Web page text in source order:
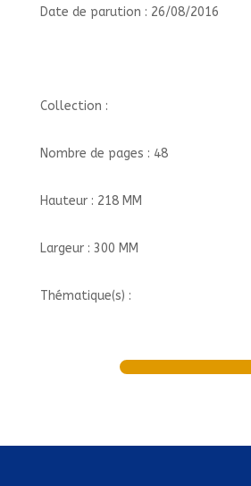
Date de parution : 26/08/2016
Collection :
Nombre de pages : 48
Hauteur : 218 MM
Largeur : 300 MM
Thématique(s) :